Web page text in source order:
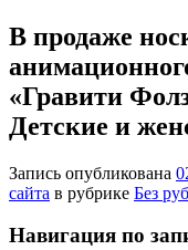
В продаже
«Гравити
Детские и
Запись опубликована
сайта в рубрике Без
Навигация по